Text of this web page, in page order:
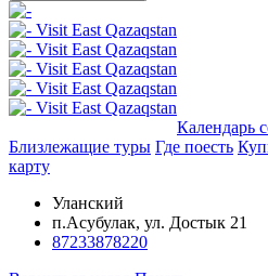
Календарь
Близлежащие туры Где поесть
карту
Уланский
п.Асубулак, ул. Достык 21
87233878220